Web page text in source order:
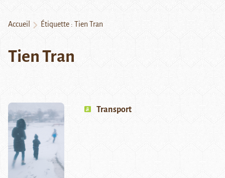
Accueil Étiquette : Tien Tran
Tien Tran
Transport